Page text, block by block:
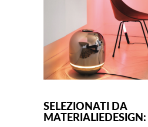
SELEZIONATI DA